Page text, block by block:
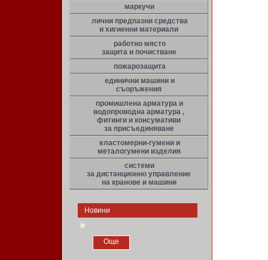
маркучи
лични предпазни средства
и хигиенни материали
работно място
защита и почистване
пожарозащита
единични машини и
съоръжения
промишлена арматура и
водопроводна арматура ,
фитинги и консумативи
за присъединяване
еластомерни-гумени и
металогумени изделия
системи
за дистанционно управление
на кранове и машини
Новини
»
Още